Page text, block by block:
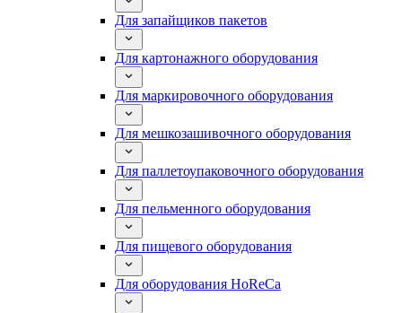
Для запайщиков пакетов
Для картонажного оборудования
Для маркировочного оборудования
Для мешкозашивочного оборудования
Для паллетоупаковочного оборудования
Для пельменного оборудования
Для пищевого оборудования
Для оборудования HoReCa